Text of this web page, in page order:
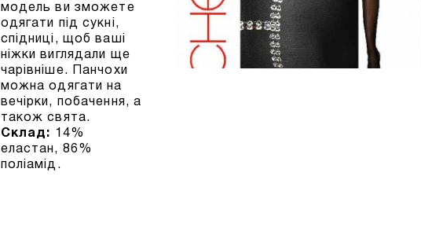
модель ви зможете
одягати під сукні,
спідниці, щоб ваші
ніжки виглядали ще
чарівніше. Панчохи
можна одягати на
вечірки, побачення, а
також свята.
Склад:
14%
еластан, 86%
поліамід.